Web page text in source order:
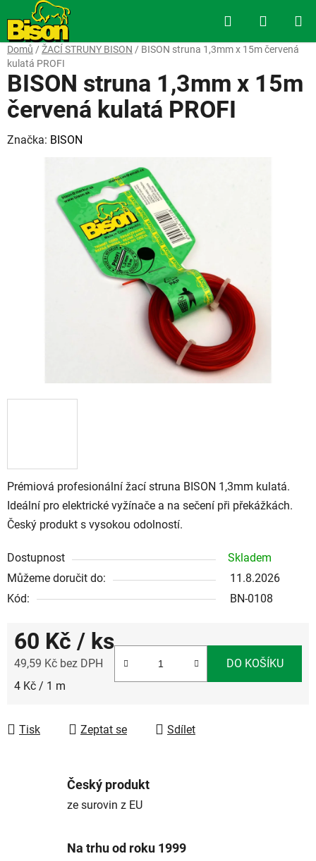
na
obsah
Hledat
KOŠÍK
Domů / ŽACÍ STRUNY BISON / BISON struna 1,3mm x 15m červená
kulatá PROFI
Prémiová profesionální žací struna BISON 1,3mm kulatá.
Ideální pro elektrické vyžínače a na sečení při překážkách.
Český produkt s vysokou odolností.
Dostupnost
Skladem
Můžeme doručit do:
11.8.2026
Kód:
BN-0108
60 Kč / ks
49,59 Kč bez DPH
Měrná cena:
4 Kč / 1 m
DO KOŠÍKU
Tisk Zeptat se Sdílet
BISON struna 1,3mm x 15m
červená kulatá PROFI
Značka: BISON
Český produkt
ze surovin z EU
Na trhu od roku 1999